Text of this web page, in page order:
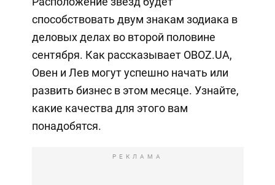
способствовать двум знакам зодиака в
деловых делах во второй половине
сентября. Как рассказывает OBOZ.UA,
Овен и Лев могут успешно начать или
развить бизнес в этом месяце. Узнайте,
какие качества для этого вам
понадобятся.
РЕКЛАМА